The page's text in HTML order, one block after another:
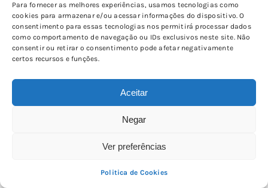
Para fornecer as melhores experiências, usamos tecnologias como
cookies para armazenar e/ou acessar informações do dispositivo. O
consentimento para essas tecnologias nos permitirá processar dados
como comportamento de navegação ou IDs exclusivos neste site. Não
consentir ou retirar o consentimento pode afetar negativamente
certos recursos e funções.
Aceitar
Negar
Ver preferências
Politica de Cookies